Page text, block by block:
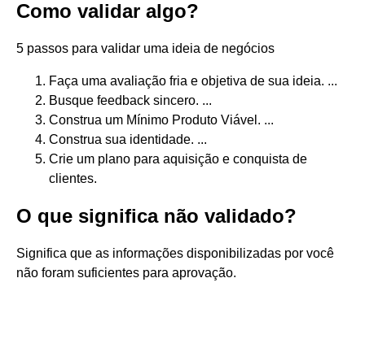
Como validar algo?
5 passos para validar uma ideia de negócios
Faça uma avaliação fria e objetiva de sua ideia. ...
Busque feedback sincero. ...
Construa um Mínimo Produto Viável. ...
Construa sua identidade. ...
Crie um plano para aquisição e conquista de
clientes.
O que significa não validado?
Significa que as informações disponibilizadas por você
não foram suficientes para aprovação.